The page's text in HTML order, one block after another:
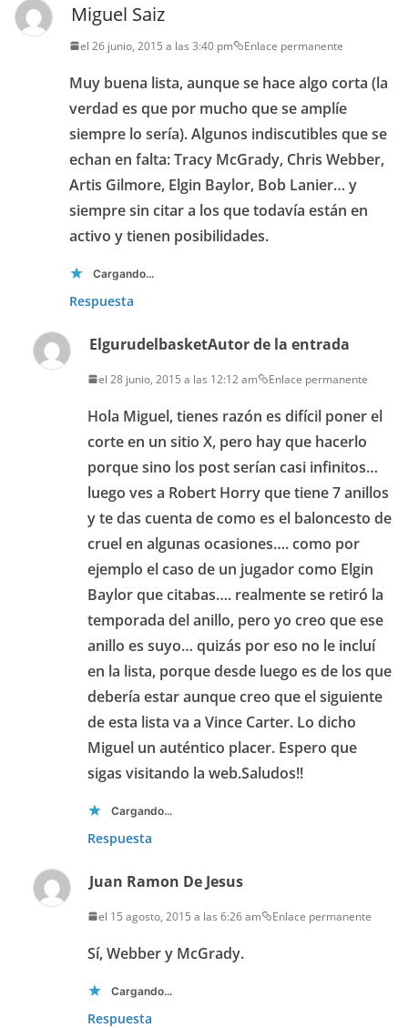
Miguel Saiz
el 26 junio, 2015 a las 3:40 pm Enlace permanente
Muy buena lista, aunque se hace algo corta (la
verdad es que por mucho que se amplíe
siempre lo sería). Algunos indiscutibles que se
echan en falta: Tracy McGrady, Chris Webber,
Artis Gilmore, Elgin Baylor, Bob Lanier… y
siempre sin citar a los que todavía están en
activo y tienen posibilidades.
Cargando...
Respuesta
ElgurudelbasketAutor de la entrada
el 28 junio, 2015 a las 12:12 am Enlace permanente
Hola Miguel, tienes razón es difícil poner el
corte en un sitio X, pero hay que hacerlo
porque sino los post serían casi infinitos…
luego ves a Robert Horry que tiene 7 anillos
y te das cuenta de como es el baloncesto de
cruel en algunas ocasiones…. como por
ejemplo el caso de un jugador como Elgin
Baylor que citabas…. realmente se retiró la
temporada del anillo, pero yo creo que ese
anillo es suyo… quizás por eso no le incluí
en la lista, porque desde luego es de los que
debería estar aunque creo que el siguiente
de esta lista va a Vince Carter. Lo dicho
Miguel un auténtico placer. Espero que
sigas visitando la web.Saludos!!
Cargando...
Respuesta
Juan Ramon De Jesus
el 15 agosto, 2015 a las 6:26 am Enlace permanente
Sí, Webber y McGrady.
Cargando...
Respuesta